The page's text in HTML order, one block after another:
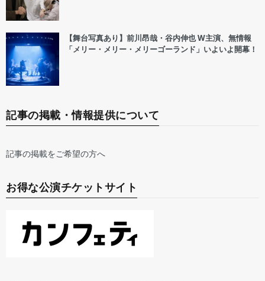
【舞台写真あり】前川昂哉・谷内伸也 W主演、無情報
「メリー・メリー・メリーゴーランド」いよいよ開幕！
記事の掲載・情報提供について
記事の掲載をご希望の方へ
お得な公演チケットサイト